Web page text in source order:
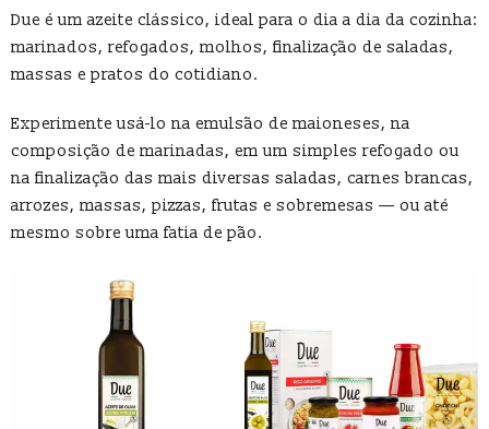
Due é um azeite clássico, ideal para o dia a dia da cozinha:
marinados, refogados, molhos, finalização de saladas,
massas e pratos do cotidiano.
Experimente usá-lo na emulsão de maioneses, na
composição de marinadas, em um simples refogado ou
na finalização das mais diversas saladas, carnes brancas,
arrozes, massas, pizzas, frutas e sobremesas — ou até
mesmo sobre uma fatia de pão.